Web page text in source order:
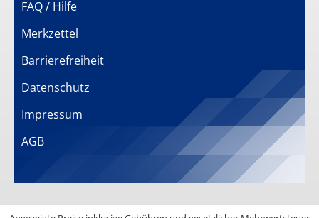
FAQ / Hilfe
Merkzettel
Barrierefreiheit
Datenschutz
Impressum
AGB